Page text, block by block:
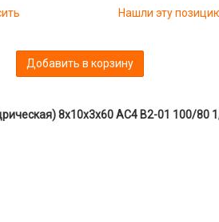
Нашли эту
Добавить в корзину
8х10х3х60 АС4 В2-01 100/80